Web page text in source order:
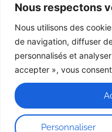
Nous respectons
Nous utilisons des
de navigation, diffuser
personnalisés et
accepter », vous
Personnaliser
Conditions
Découvrez